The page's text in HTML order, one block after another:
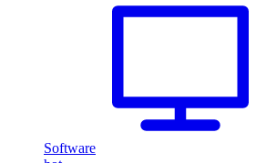
Software